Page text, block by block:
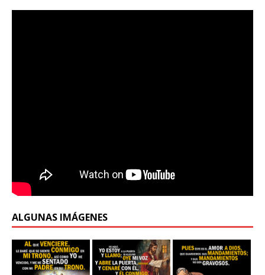
ALGUNAS IMÁGENES